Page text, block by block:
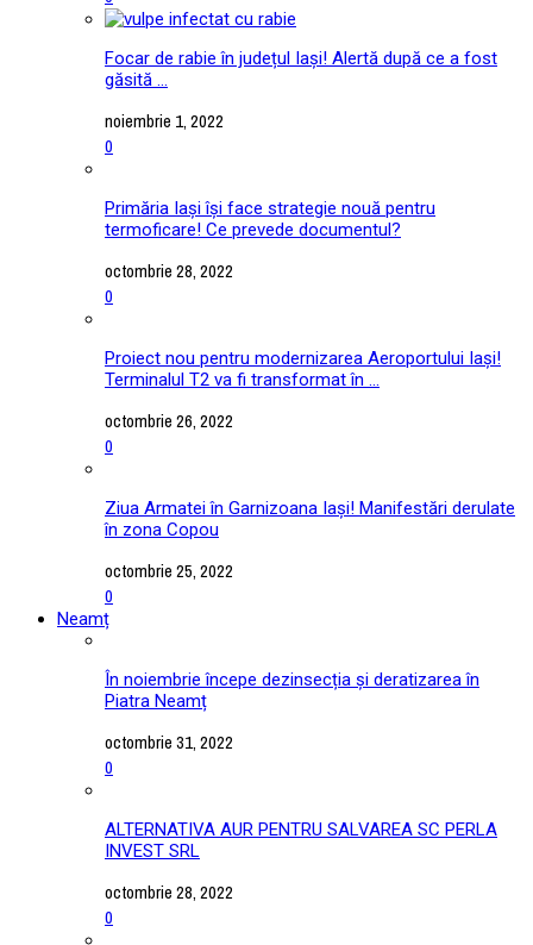
Focar de rabie în județul Iași! Alertă după ce a fost
găsită ...
noiembrie 1, 2022
0
Primăria Iași își face strategie nouă pentru
termoficare! Ce prevede documentul?
octombrie 28, 2022
0
Proiect nou pentru modernizarea Aeroportului Iași!
Terminalul T2 va fi transformat în ...
octombrie 26, 2022
0
Ziua Armatei în Garnizoana Iași! Manifestări derulate
în zona Copou
octombrie 25, 2022
0
Neamț
În noiembrie începe dezinsecția și deratizarea în
Piatra Neamț
octombrie 31, 2022
0
ALTERNATIVA AUR PENTRU SALVAREA SC PERLA
INVEST SRL
octombrie 28, 2022
0